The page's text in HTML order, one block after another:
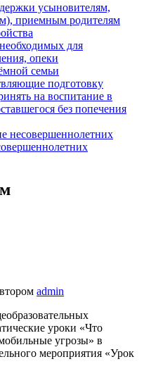
усыновителям,
приемным родителям
для
опеки
семьи
подготовку
на воспитание в
без попечения
несовершеннолетних
admin
уроки «Что
угрозы» в
мероприятия «Урок